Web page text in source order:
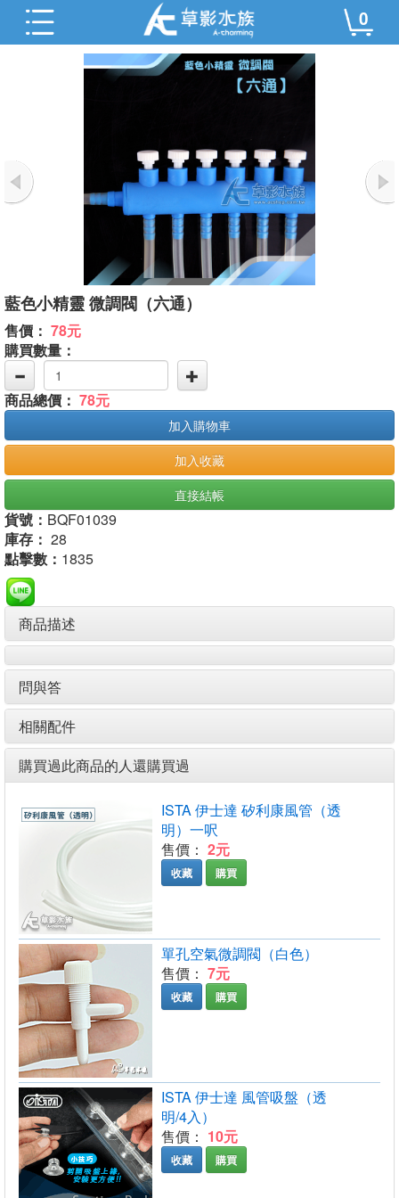
0
藍色小精靈 微調閥（六通）
售價： 78元
購買數量：
商品總價： 78元
加入購物車
加入收藏
直接結帳
貨號： BQF01039
庫存： 28
點擊數： 1835
商品描述
問與答
相關配件
購買過此商品的人還購買過
ISTA 伊士達 矽利康風管（透
明）一呎
售價： 2元
收藏 購買
單孔空氣微調閥（白色）
售價： 7元
收藏 購買
ISTA 伊士達 風管吸盤（透
明/4入）
售價： 10元
收藏 購買